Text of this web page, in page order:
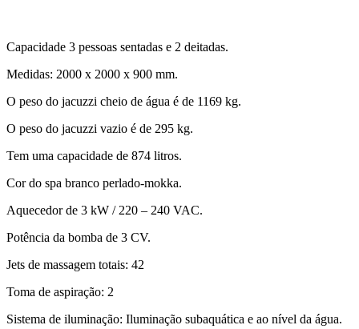
Capacidade 3 pessoas sentadas e 2 deitadas.
Medidas: 2000 x 2000 x 900 mm.
O peso do jacuzzi cheio de água é de 1169 kg.
O peso do jacuzzi vazio é de 295 kg.
Tem uma capacidade de 874 litros.
Cor do spa branco perlado-mokka.
Aquecedor de 3 kW / 220 – 240 VAC.
Potência da bomba de 3 CV.
Jets de massagem totais: 42
Toma de aspiração: 2
Sistema de iluminação: Iluminação subaquática e ao nível da água.